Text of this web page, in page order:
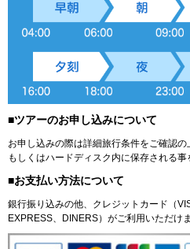
■ツアーのお申し込みについて
お申し込みの際は詳細旅行条件をご確認
もしくはハードディスク内に保存される事
■お支払い方法について
銀行振り込みの他、クレジットカード（
EXPRESS、DINERS）がご利用いただけま